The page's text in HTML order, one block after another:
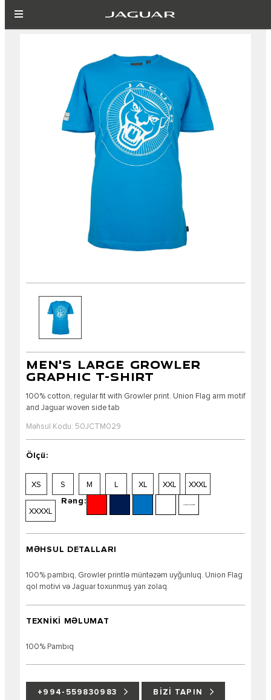
MEN'S LARGE GROWLER
GRAPHIC T-SHIRT
100% cotton, regular fit with Growler print. Union Flag arm motif
and Jaguar woven side tab
Məhsul Kodu: 50JCTM029
Ölçü:
XS S M L XL XXL XXXL
XXXXL
Rəng:
MƏHSUL DETALLARI
100% pambıq, Growler printlə müntəzəm uyğunluq. Union Flag
qol motivi və Jaguar toxunmuş yan zolaq.
TEXNİKİ MƏLUMAT
100% Pambıq
+994-559830983 BIZI TAPIN